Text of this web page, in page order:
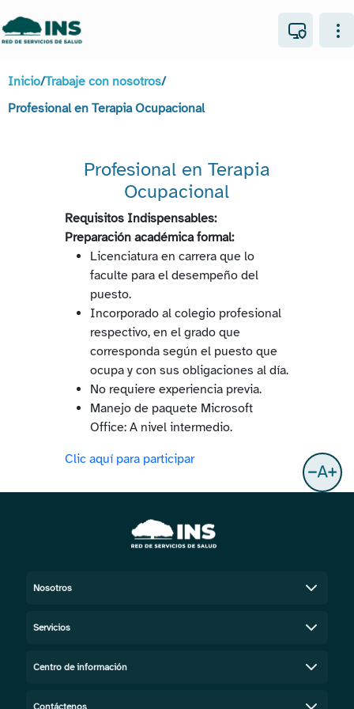
Inicio/Trabaje con nosotros/
Profesional en Terapia Ocupacional
Profesional en Terapia
Ocupacional
Requisitos Indispensables:
Preparación académica formal:
Licenciatura en carrera que lo
faculte para el desempeño del
puesto.
Incorporado al colegio profesional
respectivo, en el grado que
corresponda según el puesto que
ocupa y con sus obligaciones al día.
No requiere experiencia previa.
Manejo de paquete Microsoft
Office: A nivel intermedio.
Clic aquí para participar
Nosotros
Servicios
Centro de información
Contáctenos